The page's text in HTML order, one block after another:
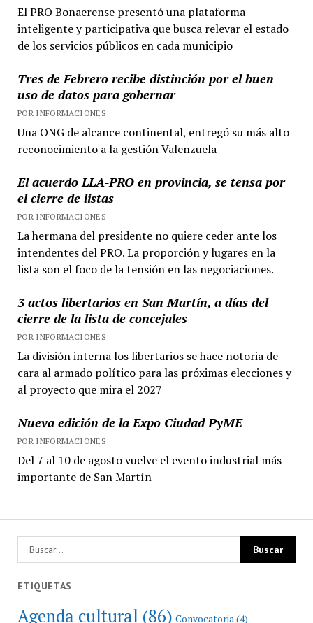
El PRO Bonaerense presentó una plataforma
inteligente y participativa que busca relevar el estado
de los servicios públicos en cada municipio
Tres de Febrero recibe distinción por el buen
uso de datos para gobernar
POR INFORMACIONES
Una ONG de alcance continental, entregó su más alto
reconocimiento a la gestión Valenzuela
El acuerdo LLA-PRO en provincia, se tensa por
el cierre de listas
POR INFORMACIONES
La hermana del presidente no quiere ceder ante los
intendentes del PRO. La proporción y lugares en la
lista son el foco de la tensión en las negociaciones.
3 actos libertarios en San Martín, a días del
cierre de la lista de concejales
POR INFORMACIONES
La división interna los libertarios se hace notoria de
cara al armado político para las próximas elecciones y
al proyecto que mira el 2027
Nueva edición de la Expo Ciudad PyME
POR INFORMACIONES
Del 7 al 10 de agosto vuelve el evento industrial más
importante de San Martín
ETIQUETAS
Agenda cultural (86) Convocatoria (4)